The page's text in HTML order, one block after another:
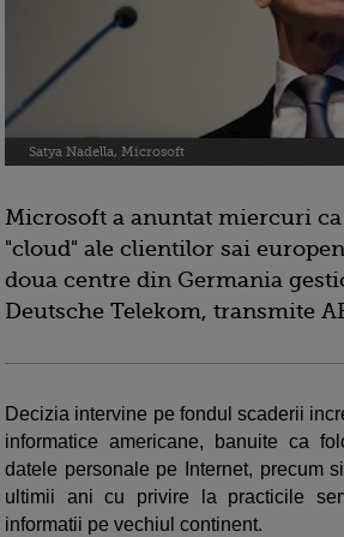
Satya Nadella, Microsoft
Microsoft a anuntat miercuri
"cloud" ale clientilor sai
doua centre din Germania
Deutsche Telekom, transmite
Decizia intervine pe fondul scaderii
informatice americane, banuite ca
datele personale pe Internet, precum
ultimii ani cu privire la practicile
informatii pe vechiul continent.